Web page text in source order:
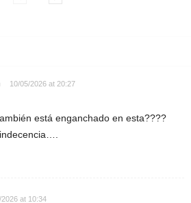
10/05/2026 at 20:27
está enganchado en esta????
2026 at 10:34